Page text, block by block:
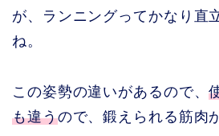
が、ランニングってかなり直
ね。
この姿勢の違いがあるので、
も違うので、鍛えられる筋肉